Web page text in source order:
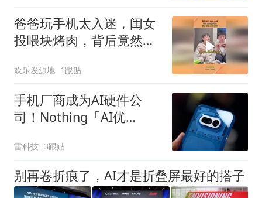
爸爸玩手机太入迷，闺女
投喂块烤肉，背后竟然这
欢乐发源地 1跟贴
手机厂商成为AI硬件公
司！Nothing「AI优
雷科技 3跟贴
别再卷折痕了，AI才是折叠屏最好的搭子